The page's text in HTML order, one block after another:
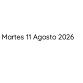
Martes 11 Agosto 2026